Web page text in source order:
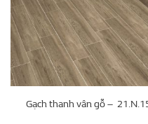
Gạch thanh vân gỗ –